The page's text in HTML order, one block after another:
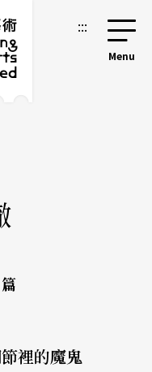
:::
篇
裡的魔鬼